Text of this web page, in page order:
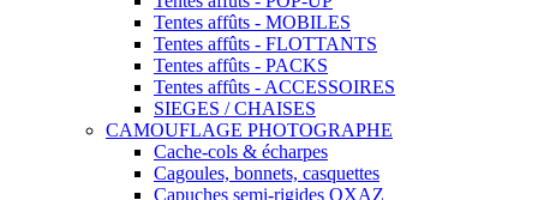
Tentes affûts - MOBILES
Tentes affûts - FLOTTANTS
Tentes affûts - PACKS
Tentes affûts - ACCESSOIRES
SIEGES / CHAISES
CAMOUFLAGE PHOTOGRAPHE
Cache-cols & écharpes
Cagoules, bonnets, casquettes
Capuches semi-rigides OXAZ